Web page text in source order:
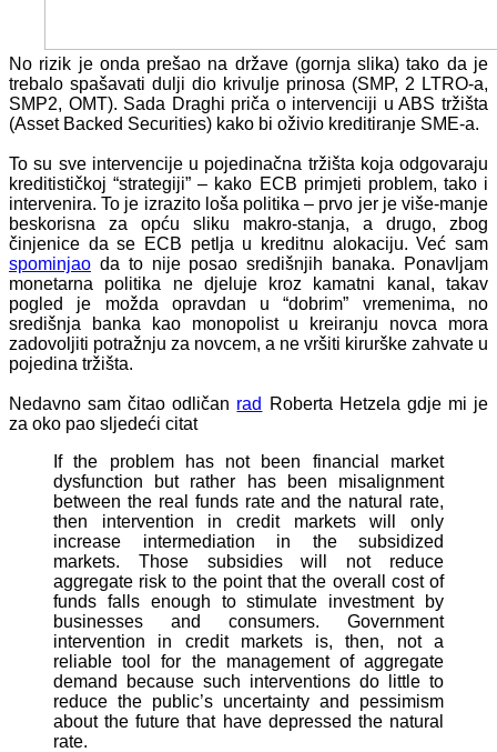
No rizik je onda prešao na države (gornja slika) tako da je
trebalo spašavati dulji dio krivulje prinosa (SMP, 2 LTRO-a,
SMP2, OMT). Sada Draghi priča o intervenciji u ABS tržišta
(Asset Backed Securities) kako bi oživio kreditiranje SME-a.
To su sve intervencije u pojedinačna tržišta koja odgovaraju
kreditističkoj “strategiji” – kako ECB primjeti problem, tako i
intervenira. To je izrazito loša politika – prvo jer je više-manje
beskorisna za opću sliku makro-stanja, a drugo, zbog
činjenice da se ECB petlja u kreditnu alokaciju. Već sam
spominjao da to nije posao središnjih banaka. Ponavljam
monetarna politika ne djeluje kroz kamatni kanal, takav
pogled je možda opravdan u “dobrim” vremenima, no
središnja banka kao monopolist u kreiranju novca mora
zadovoljiti potražnju za novcem, a ne vršiti kirurške zahvate u
pojedina tržišta.
Nedavno sam čitao odličan rad
Roberta Hetzela gdje mi je
za oko pao sljedeći citat
If the problem has not been financial market
dysfunction but rather has been misalignment
between the real funds rate and the natural rate,
then intervention in credit markets will only
increase intermediation in the subsidized
markets. Those subsidies will not reduce
aggregate risk to the point that the overall cost of
funds falls enough to stimulate investment by
businesses and consumers. Government
intervention in credit markets is, then, not a
reliable tool for the management of aggregate
demand because such interventions do little to
reduce the public’s uncertainty and pessimism
about the future that have depressed the natural
rate.